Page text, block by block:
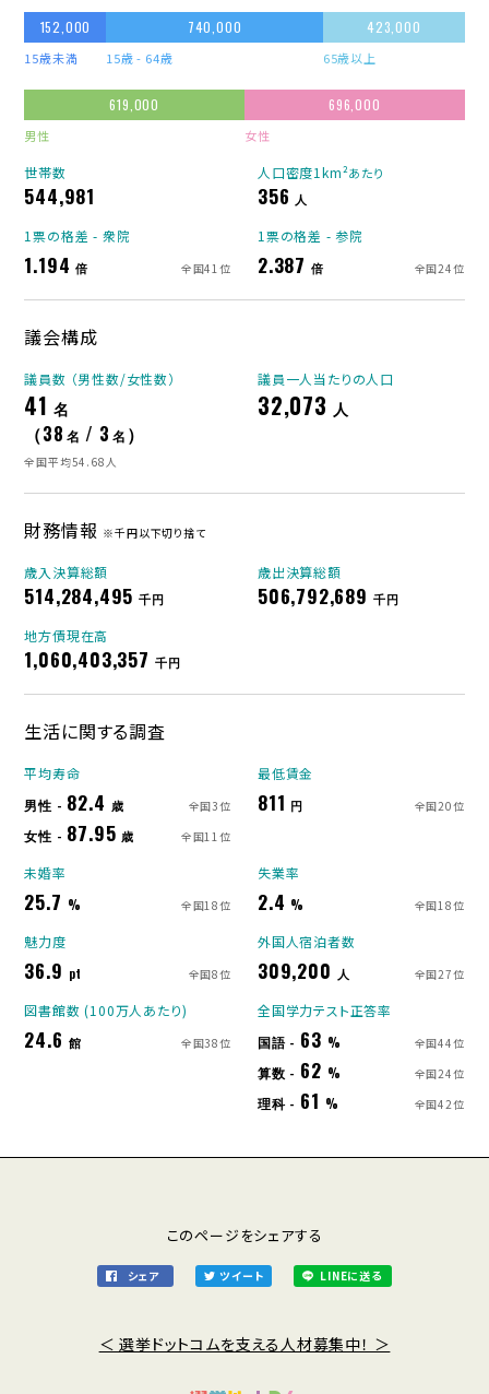
152,000
15歳未満
740,000
15歳 - 64歳
423,000
65歳以上
619,000
男性
696,000
女性
世帯数
544,981
人口密度1km²あたり
356 人
1票の格差 - 衆院
1.194 倍 全国41位
1票の格差 - 参院
2.387 倍 全国24位
議会構成
議員数 （男性数/女性数）
41 名
（38 名 / 3 名 ）
全国平均54.68人
議員一人当たりの人口
32,073 人
財務情報 ※千円以下切り捨て
歳入決算総額
514,284,495 千円
歳出決算総額
506,792,689 千円
地方債現在高
1,060,403,357 千円
生活に関する調査
平均寿命
男性 - 82.4 歳 全国3位
女性 - 87.95 歳 全国11位
最低賃金
811 円 全国20位
未婚率
25.7 % 全国18位
失業率
2.4 % 全国18位
魅力度
36.9 pt 全国8位
外国人宿泊者数
309,200 人 全国27位
図書館数 (100万人あたり)
24.6 館 全国38位
全国学力テスト正答率
国語 - 63 % 全国44位
算数 - 62 % 全国24位
理科 - 61 % 全国42位
このページをシェアする
シェア ツイート LINEに送る
＜ 選挙ドットコムを支える人材募集中！ ＞